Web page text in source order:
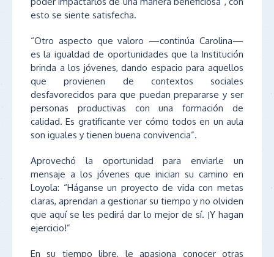
esto se siente satisfecha.
“Otro aspecto que valoro —continúa Carolina—
es la igualdad de oportunidades que la Institución
brinda a los jóvenes, dando espacio para aquellos
que provienen de contextos sociales
desfavorecidos para que puedan prepararse y ser
personas productivas con una formación de
calidad. Es gratificante ver cómo todos en un aula
son iguales y tienen buena convivencia”.
Aprovechó la oportunidad para enviarle un
mensaje a los jóvenes que inician su camino en
Loyola: “Háganse un proyecto de vida con metas
claras, aprendan a gestionar su tiempo y no olviden
que aquí se les pedirá dar lo mejor de sí. ¡Y hagan
ejercicio!”
En su tiempo libre, le apasiona conocer otras